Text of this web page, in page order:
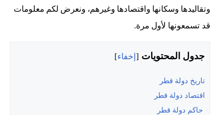
وتقاليدها وسكانها واقتصادها وغيرهم، ونعرض لكم معلومات
قد تسمعونها لأول مرة.
جدول المحتويات [ إخفاء]
تاريخ دولة قطر
اقتصاد دولة قطر
حاكم دولة قطر